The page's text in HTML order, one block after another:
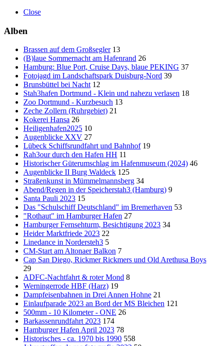
Close
Alben
Brassen auf dem Großsegler 13
(B)laue Sommernacht am Hafenrand 26
Hamburg: Blue Port, Cruise Days, blaue PEKING 37
Fotojagd im Landschaftspark Duisburg-Nord 39
Brunsbüttel bei Nacht 12
Stah3hafen Dortmund - Klein und nahezu verlasen 18
Zoo Dortmund - Kurzbesuch 13
Zeche Zollern (Ruhrgebiet) 21
Kokerei Hansa 26
Heiligenhafen2025 10
Augenblicke XXV 27
Lübeck Schiffsrundfahrt und Bahnhof 19
Rah3our durch den Hafen HH 11
Historischer Güterumschlag im Hafenmuseum (2024) 46
Augenblicke II Burg Waldeck 125
Straßenkunst in Mümmelmannsberg 34
Abend/Regen in der Speicherstah3 (Hamburg) 9
Santa Pauli 2023 15
Das "Schulschiff Deutschland" im Bremerhaven 53
"Rothaut" im Hamburger Hafen 27
Hamburger Fernsehturm, Besichtigung 2023 34
Heider Marktfriede 2023 22
Linedance in Nordersteh3 5
CM-Start am Altonaer Balkon 7
Cap San Diego, Rickmer Rickmers und Old Arethusa Boys
29
ADFC-Nachtfahrt & roter Mond 8
Werningerrode HBF (Harz) 19
Dampfeisenbahnen in Drei Annen Hohne 21
Einlaufparade 2023 an Bord der MS Bleichen 121
500mm - 10 Kilometer - ONE 26
Barkassenrundfahrt 2023 174
Hamburger Hafen April 2023 78
Historisches - ca. 1970 bis 1990 558